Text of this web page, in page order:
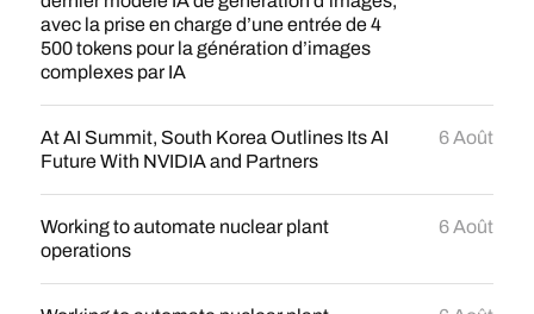
avec la prise en charge d’une entrée de 4
500 tokens pour la génération d’images
complexes par IA
At AI Summit, South Korea Outlines Its AI
Future With NVIDIA and Partners
6 Août
Working to automate nuclear plant
operations
6 Août